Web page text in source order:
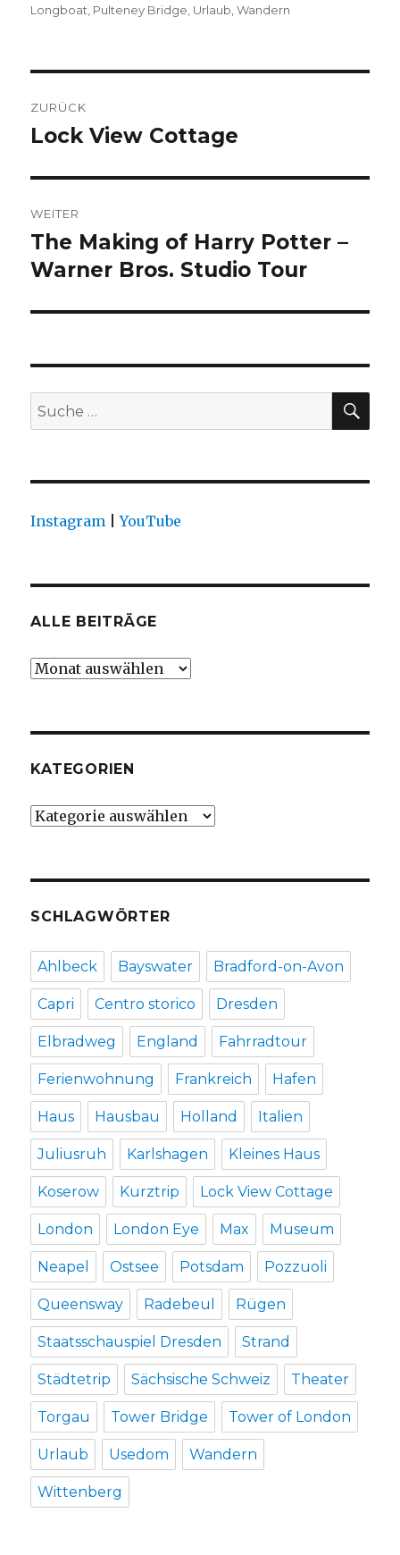
Longboat, Pulteney Bridge, Urlaub,Wandern
ZURÜCK
Vorheriger
Lock View Cottage
WEITER
Nächster
Beitrag:
The Making of Harry Potter –
Warner Bros. Studio Tour
Suche
nach:
Instagram |YouTube
ALLE BEITRÄGE
Alle
KATEGORIEN
Kategorien
SCHLAGWÖRTER
Ahlbeck Bayswater Bradford-on-Avon
Capri Centro storico Dresden
Elbradweg England Fahrradtour
Ferienwohnung Frankreich Hafen
Haus Hausbau Holland Italien
Juliusruh Karlshagen Kleines Haus
Koserow Kurztrip Lock View Cottage
London London Eye Max Museum
Neapel Ostsee Potsdam Pozzuoli
Queensway Radebeul Rügen
Staatsschauspiel Dresden Strand
Städtetrip Sächsische Schweiz Theater
Torgau Tower Bridge Tower of London
Urlaub Usedom Wandern
Wittenberg